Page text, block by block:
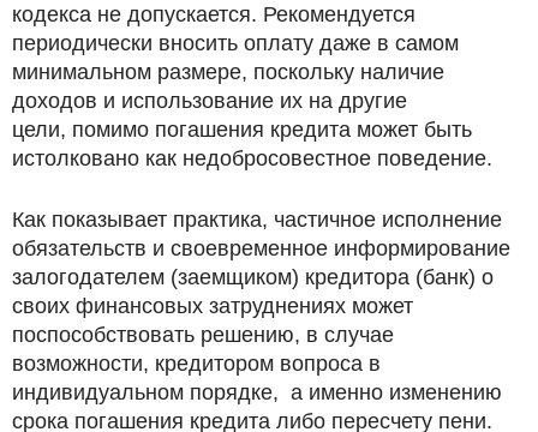
кодекса не допускается. Рекомендуется
периодически вносить оплату даже в самом
минимальном размере, поскольку наличие
доходов и использование их на другие
цели, помимо погашения кредита может быть
истолковано как недобросовестное поведение.
Как показывает практика, частичное исполнение
обязательств и своевременное информирование
залогодателем (заемщиком) кредитора (банк) о
своих финансовых затруднениях может
поспособствовать решению, в случае
возможности, кредитором вопроса в
индивидуальном порядке, а именно изменению
срока погашения кредита либо пересчету пени.